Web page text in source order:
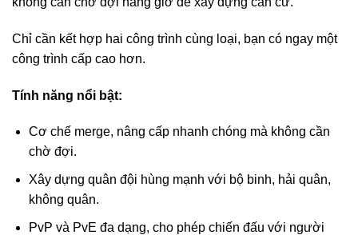
Chỉ cần kết hợp hai công trình cùng loại, bạn có ngay một
công trình cấp cao hơn.
Tính năng nổi bật:
Cơ chế merge, nâng cấp nhanh chóng mà không cần
chờ đợi.
Xây dựng quân đội hùng mạnh với bộ binh, hải quân,
không quân.
PvP và PvE đa dạng, cho phép chiến đấu với người